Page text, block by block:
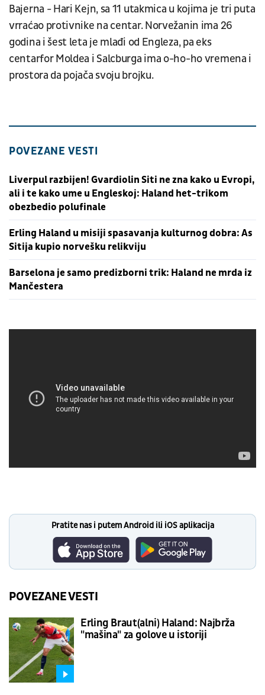
Bajerna - Hari Kejn, sa 11 utakmica u kojima je tri puta
vrraćao protivnike na centar. Norvežanin ima 26
godina i šest leta je mlađi od Engleza, pa eks
centarfor Moldea i Salcburga ima o-ho-ho vremena i
prostora da pojača svoju brojku.
POVEZANE VESTI
Liverpul razbijen! Gvardiolin Siti ne zna kako u Evropi,
ali i te kako ume u Engleskoj: Haland het-trikom
obezbedio polufinale
Erling Haland u misiji spasavanja kulturnog dobra: As
Sitija kupio norvešku relikviju
Barselona je samo predizborni trik: Haland ne mrda iz
Mančestera
Pratite nas i putem Android ili iOS aplikacija
POVEZANE VESTI
Erling Braut(alni) Haland: Najbrža
"mašina" za golove u istoriji